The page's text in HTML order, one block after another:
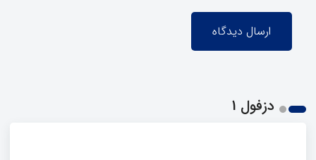
دزفول 1